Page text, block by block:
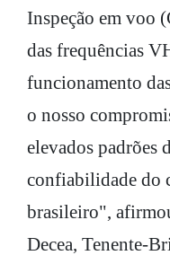
Inspeção em voo
das frequências
funcionamento
o nosso
elevados padrões
confiabilidade do
brasileiro",
Decea, Tenente-